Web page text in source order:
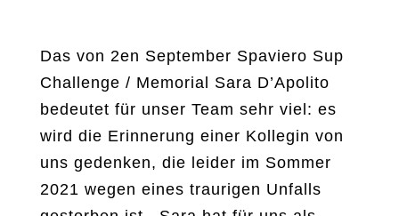
Das von 2en September Spaviero Sup
Challenge / Memorial Sara D’Apolito
bedeutet für unser Team sehr viel: es
wird die Erinnerung einer Kollegin von
uns gedenken, die leider im Sommer
2021 wegen eines traurigen Unfalls